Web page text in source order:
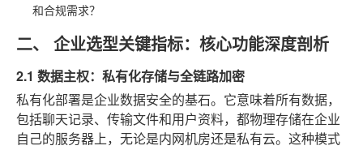
和合规需求？
二、 企业选型关键指标：核心功能深度剖析
2.1 数据主权：私有化存储与全链路加密
私有化部署是企业数据安全的基石。它意味着所有数据，
包括聊天记录、传输文件和用户资料，都物理存储在企业
自己的服务器上，无论是内网机房还是私有云。这种模式